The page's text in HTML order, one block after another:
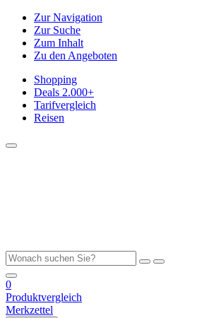
Zur Navigation
Zur Suche
Zum Inhalt
Zu den Angeboten
Shopping
Deals 2.000+
Tarifvergleich
Reisen
0
Produktvergleich
Merkzettel